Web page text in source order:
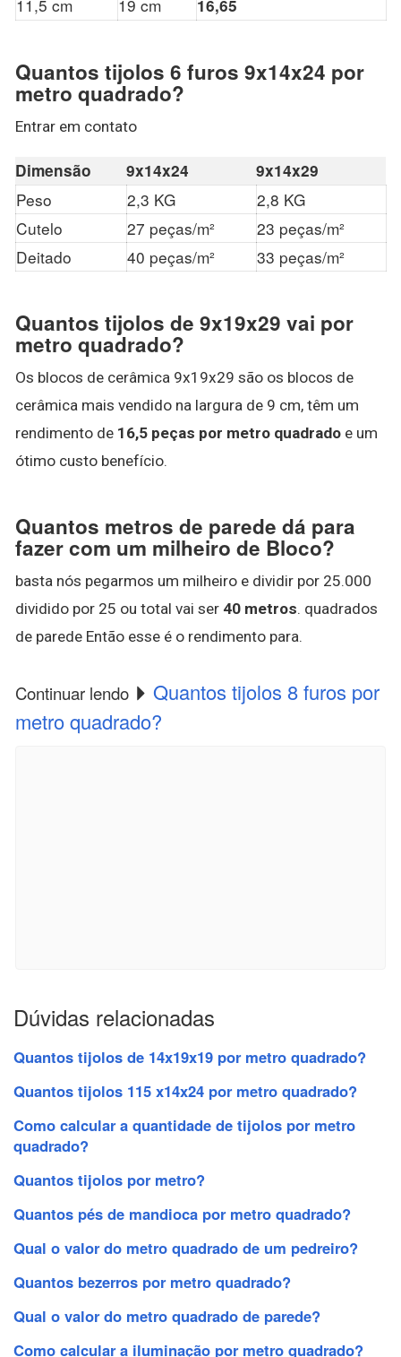
11,5 cm 19 cm 16,65
Quantos tijolos 6 furos 9x14x24 por
metro quadrado?
Entrar em contato
Dimensão 9x14x24 9x14x29
Peso 2,3 KG
2,8 KG
Cutelo
27 peças/m²
23 peças/m²
Deitado
40 peças/m² 33 peças/m²
Quantos tijolos de 9x19x29 vai por
metro quadrado?
Os blocos de cerâmica 9x19x29 são os blocos de
cerâmica mais vendido na largura de 9 cm, têm um
rendimento de 16,5 peças por metro quadrado e um
ótimo custo benefício.
Quantos metros de parede dá para
fazer com um milheiro de Bloco?
basta nós pegarmos um milheiro e dividir por 25.000
dividido por 25 ou total vai ser 40 metros. quadrados
de parede Então esse é o rendimento para.
Continuar lendo
Quantos tijolos 8 furos por
metro quadrado?
Dúvidas relacionadas
Quantos tijolos de 14x19x19 por metro quadrado?
Quantos tijolos 115 x14x24 por metro quadrado?
Como calcular a quantidade de tijolos por metro
quadrado?
Quantos tijolos por metro?
Quantos pés de mandioca por metro quadrado?
Qual o valor do metro quadrado de um pedreiro?
Quantos bezerros por metro quadrado?
Qual o valor do metro quadrado de parede?
Como calcular a iluminação por metro quadrado?